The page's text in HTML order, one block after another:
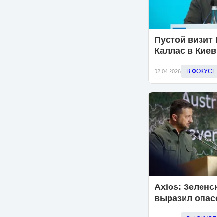
Пустой визит
Каллас в
денег, но с
02.04.2026 В ФОКУСЕ
Axios:
выразил